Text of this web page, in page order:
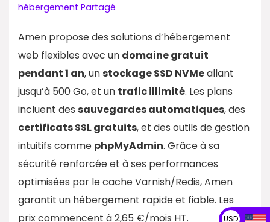
hébergement Partagé
Amen propose des solutions d’hébergement
web flexibles avec un domaine gratuit
pendant 1 an, unstockage SSD NVMeallant
jusqu’à 500 Go, et un trafic illimité. Les plans
incluent des sauvegardes automatiques, des
certificats SSL gratuits, et des outils de gestion
intuitifs comme phpMyAdmin. Grâce à sa
sécurité renforcée et à ses performances
optimisées par le cache Varnish/Redis, Amen
garantit un hébergement rapide et fiable. Les
prix commencent à 2,65 €/mois HT.
USD